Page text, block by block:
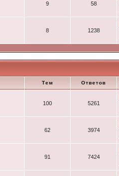
9 58
8 1238
Тем Ответов
100 5261
62 3974
91 7424